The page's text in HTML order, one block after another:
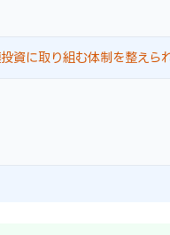
資に取り組む体制を整えられ